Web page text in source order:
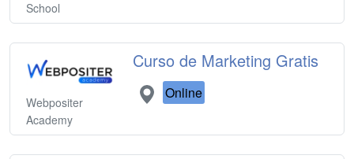
School
Webpositer
Academy
Curso de Marketing Gratis
Online